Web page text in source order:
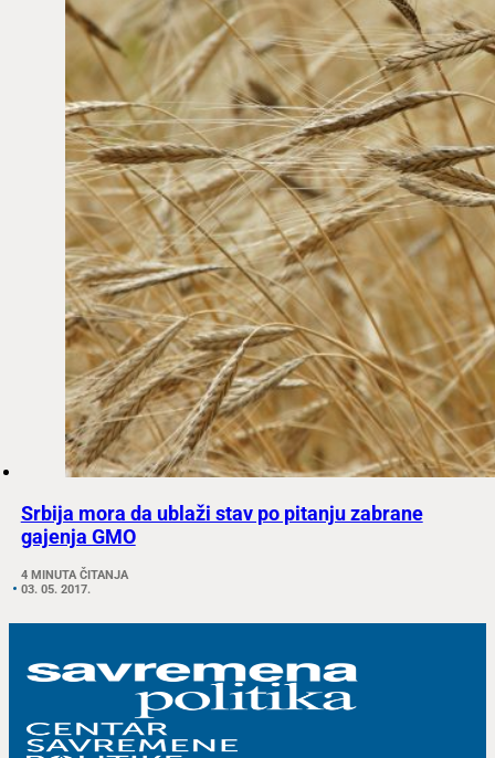
Srbija mora da ublaži stav po pitanju zabrane
gajenja GMO
4 MINUTA ČITANJA
03. 05. 2017.